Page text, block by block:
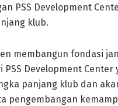
PSS Development
klub.
membangun fondasi
PSS Development
panjang klub dan
pengembangan